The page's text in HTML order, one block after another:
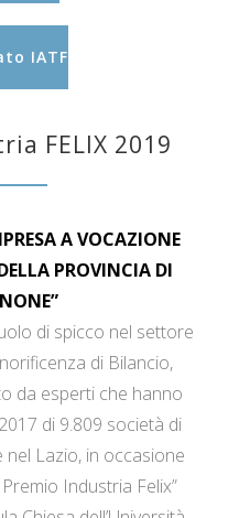
IATF
FELIX 2019
A VOCAZIONE
PROVINCIA DI
di spicco nel settore
di Bilancio,
da esperti che hanno
di 9.809 società di
nel Lazio, in occasione
Industria Felix”